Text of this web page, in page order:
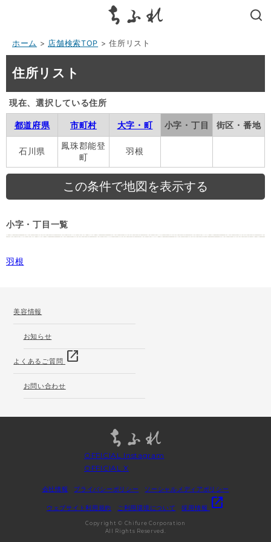
ホーム > 店舗検索TOP > 住所リスト
住所リスト
現在、選択している住所
都道府県 市町村 大字・町 小字・丁目 街区・番地
石川県
鳳珠郡能登
町
羽根
小字・丁目一覧
羽根
美容情報
お知らせ
よくあるご質問 open_in_new
お問い合わせ
OFFICIAL Instagram
OFFICIAL X
会社情報 プライバシーポリシー ソーシャルメディアポリシー
ウェブサイト利用規約 ご利用環境について 採用情報 open_in_new
Copyright © Chifure Corporation
All Rights Reserved.